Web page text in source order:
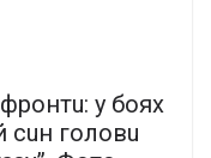
у бoяx
cuн гoлoвu